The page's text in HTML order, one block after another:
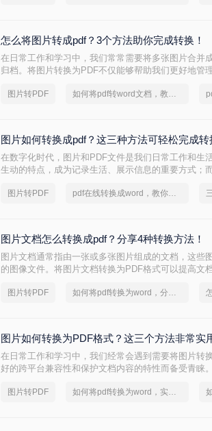
怎么将图片转成pdf？3个方法助你完成转换！
在日常工作和学习中，我们常常需要将多张图片合并
归档。将图片转换为PDF不仅能够帮助我们更好地管
方法来实现图片转PDF的转换。
图片转PDF 如何将pdf转word文档，教你几个方法
图片如何转换成pdf？这三种方法可轻松完成转
在数字化时代，图片和PDF文件是我们日常工作和生
生动的特点，成为记录生活、展示信息的重要方式；
便更好地分享、打印或保存。
图片转PDF pdf在线转换成word，教你一分钟完成
图片文档怎么转换成pdf？分享4种转换方法！
图片文档通常指由一张或多张图片组成的文档，这些
的图像文件。将图片文档转换为PDF格式可以提高文
PDF的方法。
图片转PDF 如何将pdf转换为word，分享一种简单的方法
图片如何转换为PDF格式？这三个方法非常实
在日常工作和学习中，我们经常会遇到需要将图片转
好的跨平台兼容性和保护文档内容的特性而备受青睐
图片转PDF 如何将pdf转换为word，实用的方法来了